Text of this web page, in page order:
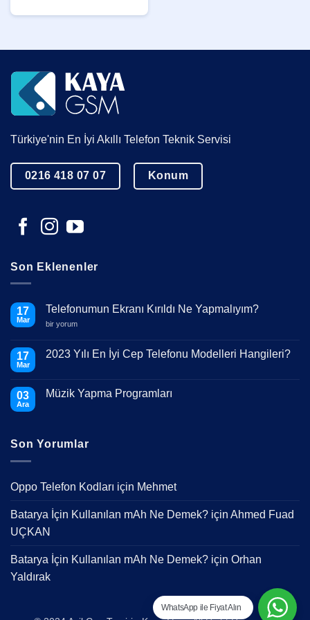
Türkiye'nin En İyi Akıllı Telefon Teknik Servisi
0216 418 07 07 Konum
Son Eklenenler
17
Mar
Telefonumun Ekranı Kırıldı Ne Yapmalıyım?
Telefonumun
Ne
Yapmalıyım?
bir yorum
17
Mar
2023 Yılı En İyi Cep Telefonu Modelleri Hangileri?
Yılı
Modelleri
Hangileri?
03
Ara
Müzik Yapma Programları
Programları
Son Yorumlar
Oppo Telefon Kodları için Mehmet
Batarya İçin Kullanılan mAh Ne Demek? için Ahmed Fuad
UÇKAN
Batarya İçin Kullanılan mAh Ne Demek? için Orhan
Yaldırak
WhatsApp ile Fiyat Alın